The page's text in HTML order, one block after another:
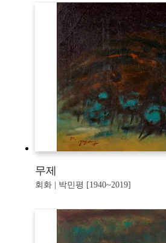
무제
회화 | 박민평 [1940~2019]